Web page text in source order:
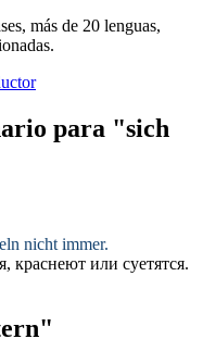
más de 20 lenguas,
para "sich
nicht immer.
, краснеют или суетятся.